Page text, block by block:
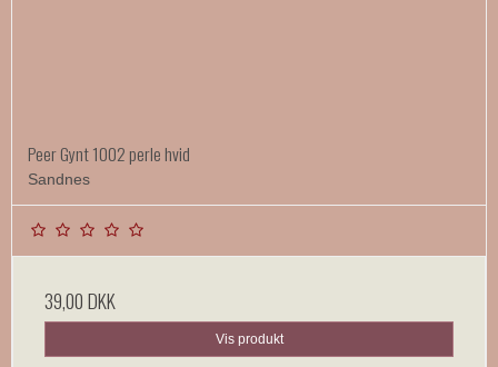
Peer Gynt 1002 perle hvid
Sandnes
39,00 DKK
Vis produkt